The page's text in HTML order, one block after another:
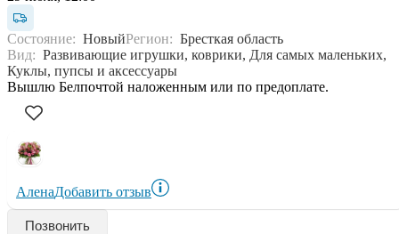
Состояние: НовыйРегион: Бресткая область
Вид: Развивающие игрушки, коврики, Для самых маленьких,
Куклы, пупсы и аксессуары
Вышлю Белпочтой наложенным или по предоплате.
АленаДобавить отзыв
Позвонить